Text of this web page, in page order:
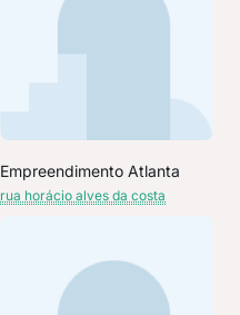
Empreendimento Atlanta
rua horácio alves da costa